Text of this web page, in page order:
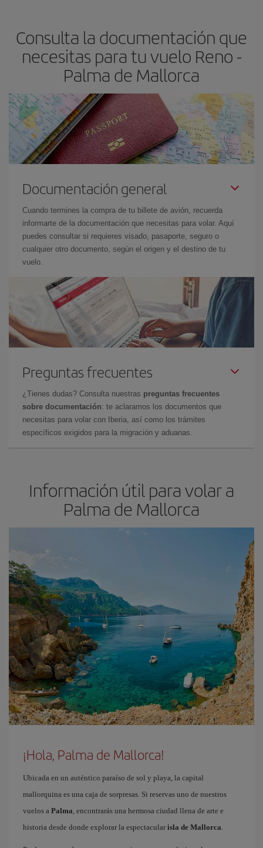
avión más baratos te saldrán. Además, si buscas los vuelos con
las fechas y los horarios del viaje un poco abiertos, podráselegir
el precio más barato.
Consulta la documentación que
necesitas para tu vuelo Reno -
Palma de Mallorca
Documentación general
Cuando termines la compra de tu billete de avión, recuerda
informarte de la documentación que necesitas para volar. Aquí
puedes consultar si requieres visado, pasaporte, seguro o
cualquier otro documento, según el origen y el destino de tu
vuelo.
Preguntas frecuentes
¿Tienes dudas? Consulta nuestras preguntas frecuentes
sobre documentación: te aclaramos los documentos que
necesitas para volar con Iberia, así como los trámites
específicos exigidos para la migración y aduanas.
Información útil para volar a
Palma de Mallorca
¡Hola, Palma de Mallorca!
Ubicada en un auténtico paraíso de sol y playa, la capital
mallorquina es una caja de sorpresas. Si reservas uno de nuestros
vuelos a Palma, encontrarás una hermosa ciudad llena de arte e
historia desde donde explorar la espectacular isla de Mallorca.